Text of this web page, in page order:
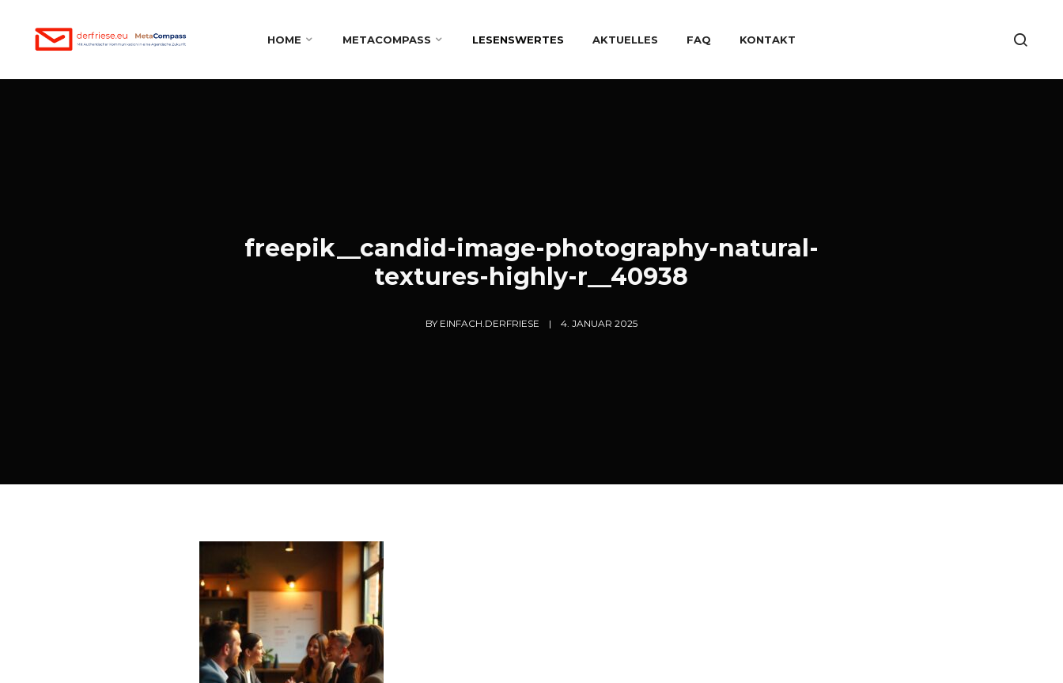
HOME METACOMPASS LESENSWERTES AKTUELLES FAQ KONTAKT
freepik__candid-image-photography-natural-
textures-highly-r__40938
BY EINFACH.DERFRIESE 4. JANUAR 2025